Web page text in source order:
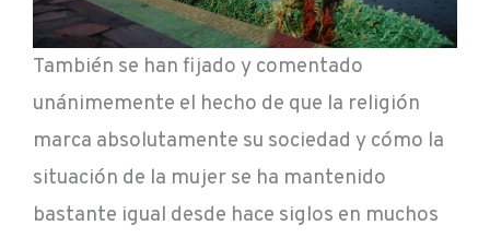
También se han fijado y comentado
unánimemente el hecho de que la religión
marca absolutamente su sociedad y cómo la
situación de la mujer se ha mantenido
bastante igual desde hace siglos en muchos